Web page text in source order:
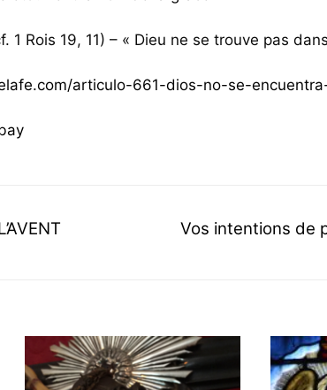
1 Rois 19, 11) – « Dieu ne se trouve pas
articulo-661-dios-no-se-
Vos intentions de